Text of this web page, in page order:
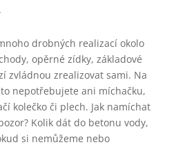
drobných realizací okolo
opěrné zídky, základové
zvládnou zrealizovat sami. Na
nepotřebujete ani míchačku,
kolečko či plech. Jak namíchat
Kolik dát do betonu vody,
si nemůžeme nebo